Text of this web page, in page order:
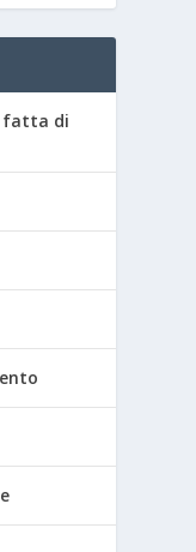
fatta di